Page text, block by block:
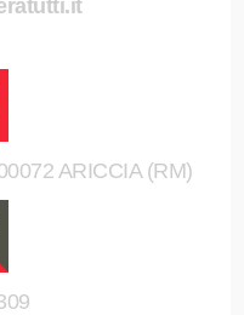
ARICCIA (RM)